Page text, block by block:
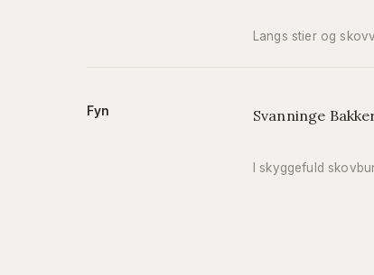
Langs stier og
Fyn Svanninge
I skyggefuld